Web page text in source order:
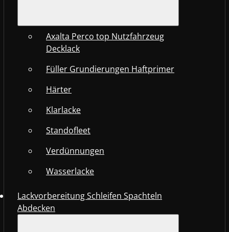
Axalta Perco top Nutzfahrzeug
Decklack
Füller Grundierungen Haftprimer
Härter
Klarlacke
Standofleet
Verdünnungen
Wasserlacke
Lackvorbereitung Schleifen Spachteln
Abdecken